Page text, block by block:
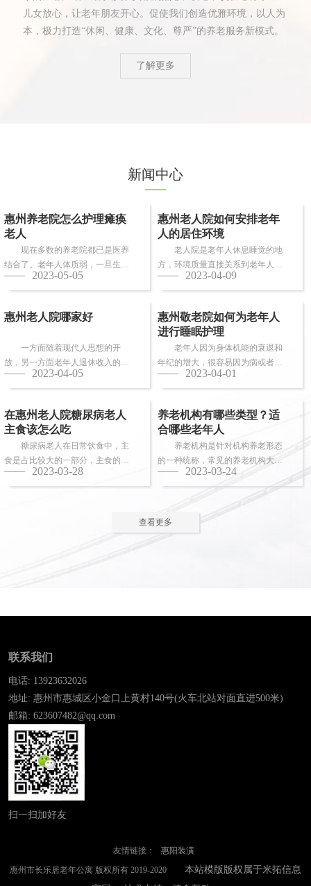
儿女放心，让老年朋友开心。促使我们创造优雅环境，以人为
本，极力打造“休闲、健康、文化、尊严”的养老服务新模式。
了解更多
新闻中心
惠州养老院怎么护理瘫痪
老人
现在多数的养老院都已是医养
结合了。老年人体质弱，一旦生
病，多数情况下都会面临卧床修
养，这时候就需...
2023-05-05
惠州老人院如何安排老年
人的居住环境
老人院是老年人休息睡觉的地
方，环境质量直接关系到老年人的
健康长寿。由于老年人适应能力和
抗病能力较...
2023-04-09
惠州老人院哪家好
一方面随着现代人思想的开
放，另一方面老年人退休收入的稳
步上升，选择惠州老人院进行疗养
的老人越来越...
2023-04-05
惠州敬老院如何为老年人
进行睡眠护理
老年人因为身体机能的衰退和
年纪的增大，很容易因为病或者各
种各样的原因导致失眠、多梦，睡
眠质量差等...
2023-04-01
在惠州老人院糖尿病老人
主食该怎么吃
糖尿病老人在日常饮食中，主
食是占比较大的一部分，主食的选
择对控制血糖水平至关重要。那
么，糖尿病老...
2023-03-28
养老机构有哪些类型？适
合哪些老年人
养老机构是针对机构养老形态
的一种统称，常见的养老机构大致
有这些类型：养老社区、老年公
寓、养老院、...
2023-03-24
查看更多
联系我们
电话: 13923632026
地址: 惠州市惠城区小金口上黄村140号(火车北站对面直进500米)
邮箱: 623607482@qq.com
扫一扫加好友
友情链接：
惠阳装潢
惠州市长乐居老年公寓 版权所有 2019-2020
本站模版版权属于米拓信息